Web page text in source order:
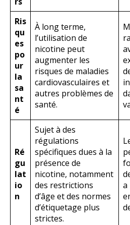
Ris
qu
es
po
ur
la
sa
nt
é
À long terme,
l’utilisation de
nicotine peut
augmenter les
risques de maladies
cardiovasculaires et
autres problèmes de
santé.
Ré
gu
lat
io
n
Sujet à des
régulations
spécifiques dues à la
présence de
nicotine, notamment
des restrictions
d’âge et des normes
d’étiquetage plus
strictes.
a